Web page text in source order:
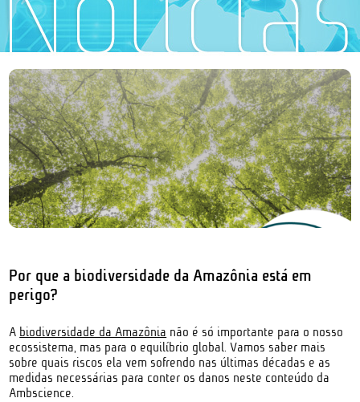
Por que a biodiversidade da Amazônia está em
perigo?
A biodiversidade da Amazônia não é só importante para o nosso
ecossistema, mas para o equilíbrio global. Vamos saber mais
sobre quais riscos ela vem sofrendo nas últimas décadas e as
medidas necessárias para conter os danos neste conteúdo da
Ambscience.